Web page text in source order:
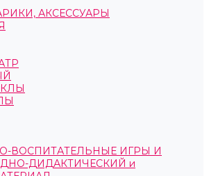
АКСЕССУАРЫ
ВОСПИТАТЕЛЬНЫЕ ИГРЫ И
ДИДАКТИЧЕСКИЙ и